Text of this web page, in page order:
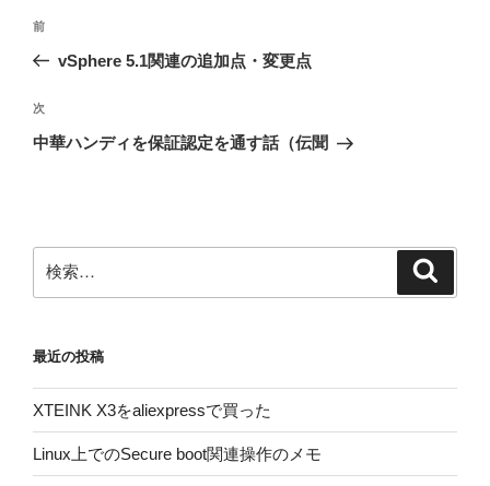
投
ビ
ゲ
ン
前
の
稿
前
vSphere 5.1関連の追加点・変更点
次
の
次
中華ハンディを保証認定を通す話（伝聞
索:
最近の投稿
XTEINK X3をaliexpressで買った
Linux上でのSecure boot関連操作のメモ